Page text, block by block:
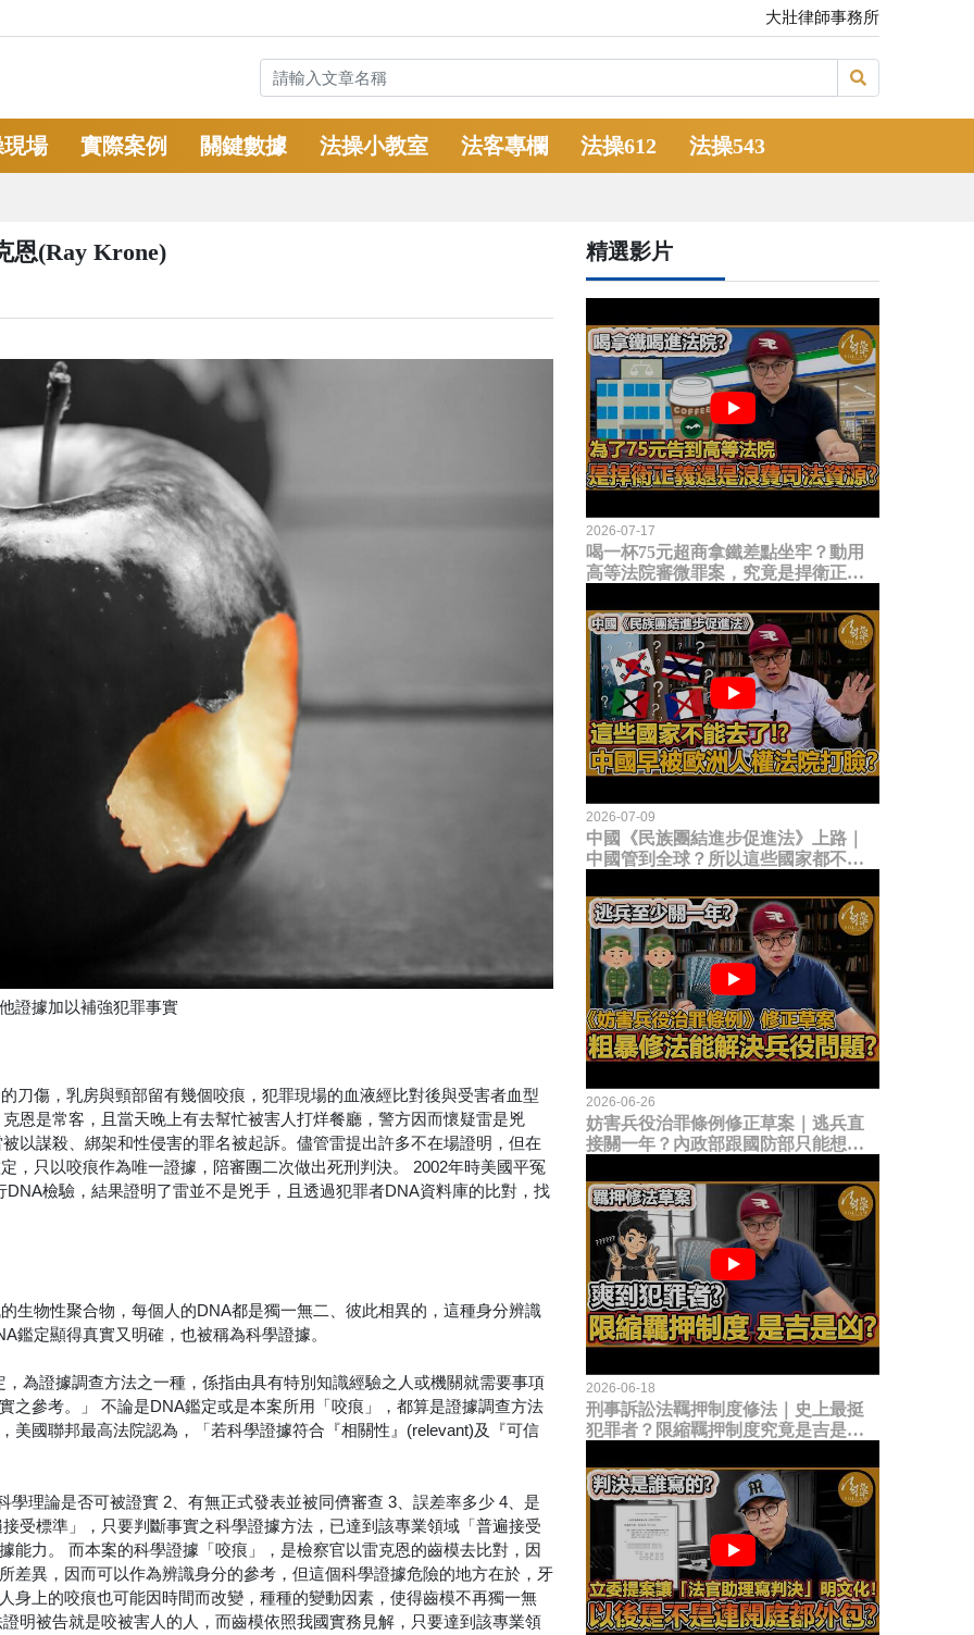
大壯律師事務所
場 實際案例 關鍵數據 法操小教室 法客專欄 法操612 法操543
恩(Ray Krone)
證據加以補強犯罪事實
刀傷，乳房與頸部留有幾個咬痕，犯罪現場的血液經比對後與受害者血型
恩是常客，且當天晚上有去幫忙被害人打烊餐廳，警方因而懷疑雷是兇
以謀殺、綁架和性侵害的罪名被起訴。儘管雷提出許多不在場證明，但在
，只以咬痕作為唯一證據，陪審團二次做出死刑判決。 2002年時美國平冤
檢驗，結果證明了雷並不是兇手，且透過犯罪者DNA資料庫的比對，找
生物性聚合物，每個人的DNA都是獨一無二、彼此相異的，這種身分辨識
鑑定顯得真實又明確，也被稱為科學證據。
為證據調查方法之一種，係指由具有特別知識經驗之人或機關就需要事項
之參考。」 不論是DNA鑑定或是本案所用「咬痕」，都算是證據調查方法
美國聯邦最高法院認為，「若科學證據符合『相關性』(relevant)及『可信
理論是否可被證實 2、有無正式發表並被同儕審查 3、誤差率多少 4、是
受標準」，只要判斷事實之科學證據方法，已達到該專業領域「普遍接受
能力。 而本案的科學證據「咬痕」，是檢察官以雷克恩的齒模去比對，因
差異，因而可以作為辨識身分的參考，但這個科學證據危險的地方在於，牙
身上的咬痕也可能因時間而改變，種種的變動因素，使得齒模不再獨一無
明被告就是咬被害人的人，而齒模依照我國實務見解，只要達到該專業領
精選影片
2026-07-17
喝一杯75元超商拿鐵差點坐牢？動用
高等法院審微罪案，究竟是捍衛正義
2026-07-09
中國《民族團結進步促進法》上路｜
中國管到全球？所以這些國家都不能
臉？
2026-06-26
妨害兵役治罪條例修正草案｜逃兵直
接關一年？內政部跟國防部只能想到
題？
2026-06-18
刑事訴訟法羈押制度修法｜史上最挺
犯罪者？限縮羈押制度究竟是吉是